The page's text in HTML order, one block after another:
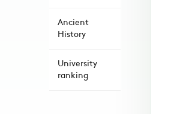
Ancient
History
University
ranking